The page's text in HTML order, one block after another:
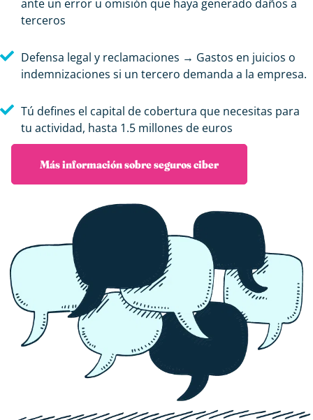
ante un error u omisión que haya generado daños a
terceros
Defensa legal y reclamaciones → Gastos en juicios o
indemnizaciones si un tercero demanda a la empresa.
Tú defines el capital de cobertura que necesitas para
tu actividad, hasta 1.5 millones de euros
Más información sobre seguros ciber